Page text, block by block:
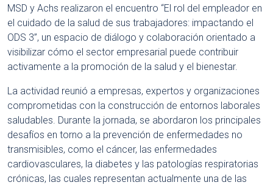
MSD y Achs realizaron el encuentro “El rol del empleador en
el cuidado de la salud de sus trabajadores: impactando el
ODS 3”, un espacio de diálogo y colaboración orientado a
visibilizar cómo el sector empresarial puede contribuir
activamente a la promoción de la salud y el bienestar.
La actividad reunió a empresas, expertos y organizaciones
comprometidas con la construcción de entornos laborales
saludables. Durante la jornada, se abordaron los principales
desafíos en torno a la prevención de enfermedades no
transmisibles, como el cáncer, las enfermedades
cardiovasculares, la diabetes y las patologías respiratorias
crónicas, las cuales representan actualmente una de las